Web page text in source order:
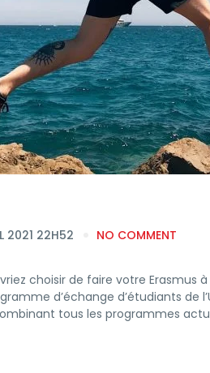
2021 22H52 NO COMMENT
choisir de faire votre Erasmus
d’échange d’étudiants de
tous les programmes